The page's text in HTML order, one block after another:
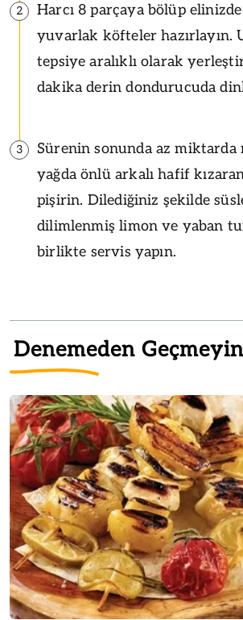
2
Harcı 8 parçaya bölüp elinizde
yuvarlak köfteler hazırlayın.
tepsiye aralıklı olarak
dakika derin dondurucuda
3
Sürenin sonunda az miktarda
yağda önlü arkalı hafif
pişirin. Dilediğiniz şekilde
dilimlenmiş limon ve yaban
birlikte servis yapın.
Denemeden Geçmeyin